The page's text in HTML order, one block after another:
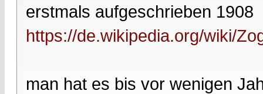
erstmals aufgeschrieben 1908
https://de.wikipedia.org/wiki/
man hat es bis vor wenigen